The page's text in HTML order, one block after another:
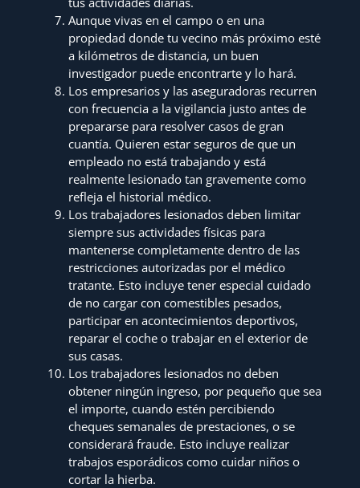
Aunque vivas en el campo o en una
propiedad donde tu vecino más próximo esté
a kilómetros de distancia, un buen
investigador puede encontrarte y lo hará.
Los empresarios y las aseguradoras recurren
con frecuencia a la vigilancia justo antes de
prepararse para resolver casos de gran
cuantía. Quieren estar seguros de que un
empleado no está trabajando y está
realmente lesionado tan gravemente como
refleja el historial médico.
Los trabajadores lesionados deben limitar
siempre sus actividades físicas para
mantenerse completamente dentro de las
restricciones autorizadas por el médico
tratante. Esto incluye tener especial cuidado
de no cargar con comestibles pesados,
participar en acontecimientos deportivos,
reparar el coche o trabajar en el exterior de
sus casas.
Los trabajadores lesionados no deben
obtener ningún ingreso, por pequeño que sea
el importe, cuando estén percibiendo
cheques semanales de prestaciones, o se
considerará fraude. Esto incluye realizar
trabajos esporádicos como cuidar niños o
cortar la hierba.